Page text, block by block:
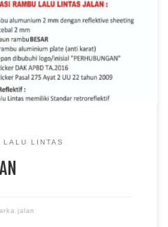
berbahaya dan berpotensi
hati dalam menjalankan
yang menunjukkan adanya
persimpangan […]
LALU LINTAS
jalan